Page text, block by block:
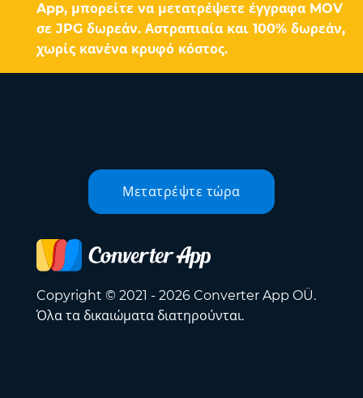
App, μπορείτε να μετατρέψετε έγγραφα MOV
σε JPG δωρεάν. Αστραπιαία και 100% δωρεάν,
χωρίς κανένα κρυφό κόστος.
Μετατρέψτε τώρα
Copyright © 2021 - 2026 Converter App OÜ.
Όλα τα δικαιώματα διατηρούνται.